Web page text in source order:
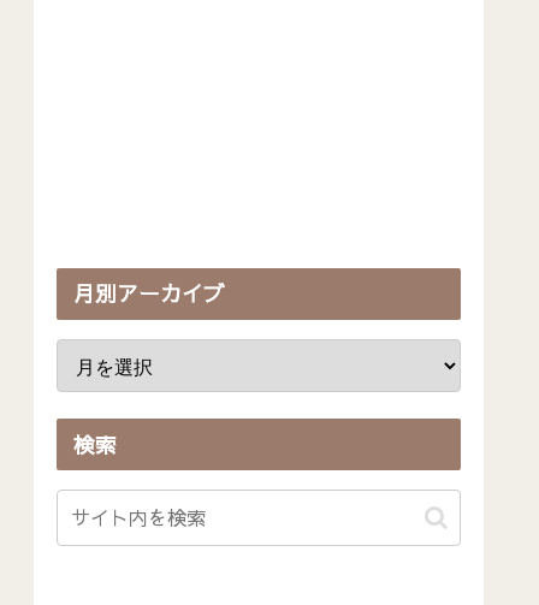
月別アーカイブ
検索